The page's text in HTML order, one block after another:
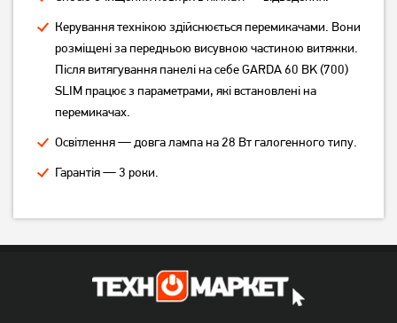
Витяжка телескопічна
Ventolux Garda 60 BK (700)
Керування технікою здійснюється перемикачами. Вони
розміщені за передньою висувною частиною витяжки.
Після витягування панелі на себе GARDA 60 BK (700)
SLIM працює з параметрами, які встановлені на
перемикачах.
Освітлення — довга лампа на 28 Вт галогенного типу.
Гарантія — 3 роки.